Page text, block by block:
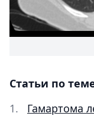
Статьи по
Гамартома